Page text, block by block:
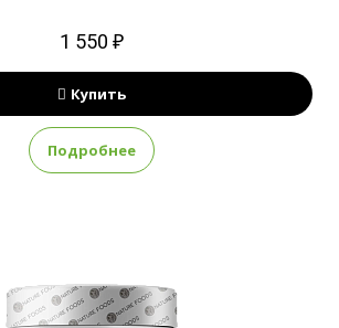
1 550 ₽
Купить
Подробнее